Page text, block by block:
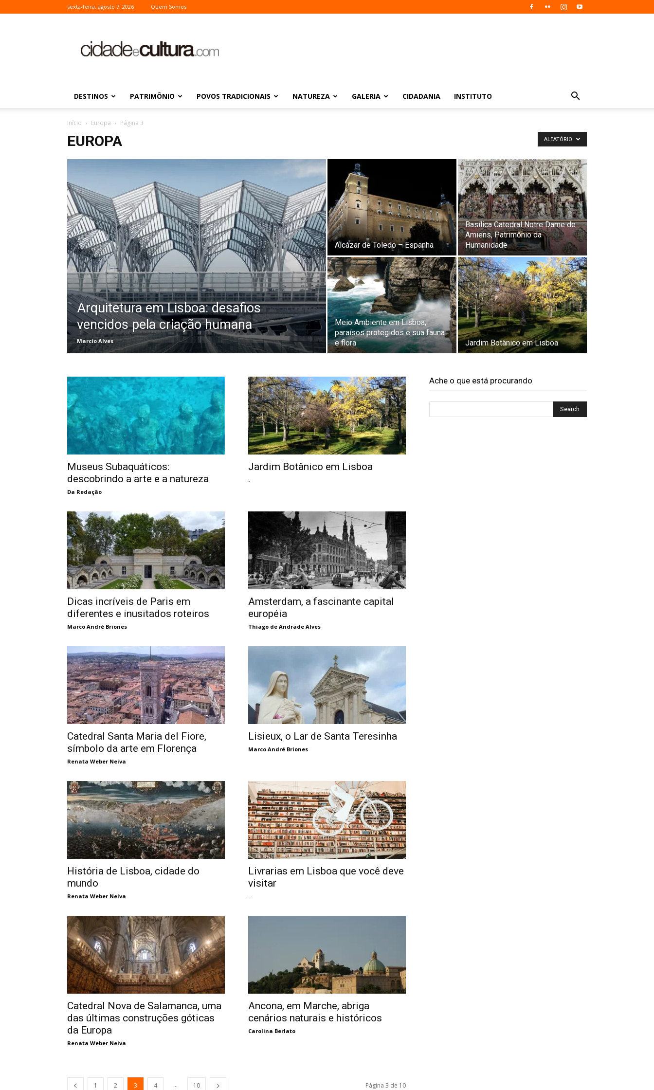
sexta-feira, agosto 7, 2026 Quem Somos
Cultura
DESTINOS PATRIMÔNIO POVOS TRADICIONAIS NATUREZA GALERIA CIDADANIA INSTITUTO
Início Europa Página 3
EUROPA ALEATÓRIO
Arquitetura em Lisboa: desafios
vencidos pela criação humana
Marcio Alves
Alcázar de Toledo – Espanha
Basílica Catedral Notre Dame de
Amiens, Patrimônio da
Humanidade
Meio Ambiente em Lisboa,
paraísos protegidos e sua fauna
e flora
Jardim Botânico em Lisboa
Museus Subaquáticos:
descobrindo a arte e a natureza
Da Redação
Jardim Botânico em Lisboa
.
Dicas incríveis de Paris em
diferentes e inusitados roteiros
Marco André Briones
Amsterdam, a fascinante capital
européia
Thiago de Andrade Alves
Catedral Santa Maria del Fiore,
símbolo da arte em Florença
Renata Weber Neiva
Lisieux, o Lar de Santa Teresinha
Marco André Briones
História de Lisboa, cidade do
mundo
Renata Weber Neiva
Livrarias em Lisboa que você deve
visitar
.
Catedral Nova de Salamanca, uma
das últimas construções góticas
da Europa
Renata Weber Neiva
Ancona, em Marche, abriga
cenários naturais e históricos
Carolina Berlato
1 2 3 4 ... 10 Página 3 de 10
Ache o que está procurando